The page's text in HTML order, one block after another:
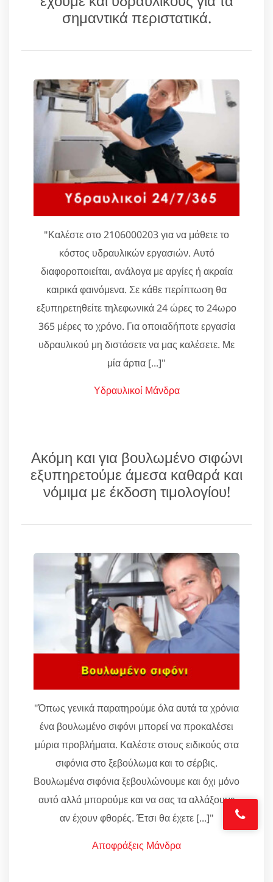
σημαντικά περιστατικά.
"Καλέστε στο 2106000203 για να μάθετε το
κόστος υδραυλικών εργασιών. Αυτό
διαφοροποιείται, ανάλογα με αργίες ή ακραία
καιρικά φαινόμενα. Σε κάθε περίπτωση θα
εξυπηρετηθείτε τηλεφωνικά 24 ώρες το 24ωρο
365 μέρες το χρόνο. Για οποιαδήποτε εργασία
υδραυλικού μη διστάσετε να μας καλέσετε. Με
μία άρτια [...]"
Υδραυλικοί Μάνδρα
Ακόμη και για βουλωμένο σιφώνι
εξυπηρετούμε άμεσα καθαρά και
νόμιμα με έκδοση τιμολογίου!
"Όπως γενικά παρατηρούμε όλα αυτά τα χρόνια
ένα βουλωμένο σιφόνι μπορεί να προκαλέσει
μύρια προβλήματα. Καλέστε στους ειδικούς στα
σιφόνια στο ξεβούλωμα και το σέρβις.
Βουλωμένα σιφόνια ξεβουλώνουμε και όχι μόνο
αυτό αλλά μπορούμε και να σας τα αλλάξουμε
αν έχουν φθορές. Έτσι θα έχετε [...]"
Αποφράξεις Μάνδρα